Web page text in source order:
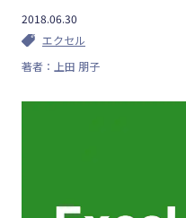
経営ノウハウ＆トレンド
#インボ
イス制度
#電子帳
2018.06.30
エクセル
著者：上田 朋子